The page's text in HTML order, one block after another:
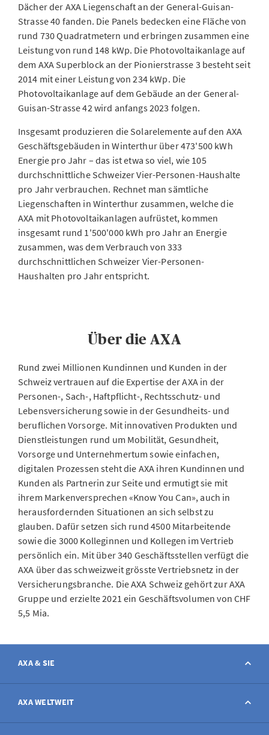
Dächer der AXA Liegenschaft an der General-Guisan-
Strasse 40 fanden. Die Panels bedecken eine Fläche von
rund 730 Quadratmetern und erbringen zusammen eine
Leistung von rund 148 kWp. Die Photovoltaikanlage auf
dem AXA Superblock an der Pionierstrasse 3 besteht seit
2014 mit einer Leistung von 234 kWp. Die
Photovoltaikanlage auf dem Gebäude an der General-
Guisan-Strasse 42 wird anfangs 2023 folgen.
Insgesamt produzieren die Solarelemente auf den AXA
Geschäftsgebäuden in Winterthur über 473'500 kWh
Energie pro Jahr – das ist etwa so viel, wie 105
durchschnittliche Schweizer Vier-Personen-Haushalte
pro Jahr verbrauchen. Rechnet man sämtliche
Liegenschaften in Winterthur zusammen, welche die
AXA mit Photovoltaikanlagen aufrüstet, kommen
insgesamt rund 1'500'000 kWh pro Jahr an Energie
zusammen, was dem Verbrauch von 333
durchschnittlichen Schweizer Vier-Personen-
Haushalten pro Jahr entspricht.
Über die AXA
Rund zwei Millionen Kundinnen und Kunden in der
Schweiz vertrauen auf die Expertise der AXA in der
Personen-, Sach-, Haftpflicht-, Rechtsschutz- und
Lebensversicherung sowie in der Gesundheits- und
beruflichen Vorsorge. Mit innovativen Produkten und
Dienstleistungen rund um Mobilität, Gesundheit,
Vorsorge und Unternehmertum sowie einfachen,
digitalen Prozessen steht die AXA ihren Kundinnen und
Kunden als Partnerin zur Seite und ermutigt sie mit
ihrem Markenversprechen «Know You Can», auch in
herausfordernden Situationen an sich selbst zu
glauben. Dafür setzen sich rund 4500 Mitarbeitende
sowie die 3000 Kolleginnen und Kollegen im Vertrieb
persönlich ein. Mit über 340 Geschäftsstellen verfügt die
AXA über das schweizweit grösste Vertriebsnetz in der
Versicherungsbranche. Die AXA Schweiz gehört zur AXA
Gruppe und erzielte 2021 ein Geschäftsvolumen von CHF
5,5 Mia.
AXA & SIE
Kontakt
AXA WELTWEIT